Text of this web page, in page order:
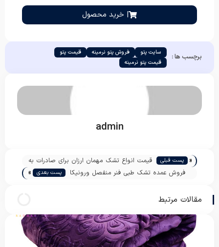
| خرید محصول
برچسب ها : سایت پتو فروش پتو نرمینه
قیمت پتو
قیمت پتو نرمینه
admin
« پست قبلی
قیمت انواع تشک مهمان ارزان برای صادرات به
پاکستان
فروش عمده تشک طبی فنر منفصل ورونیکا پست بعدی »
مقالات مرتبط